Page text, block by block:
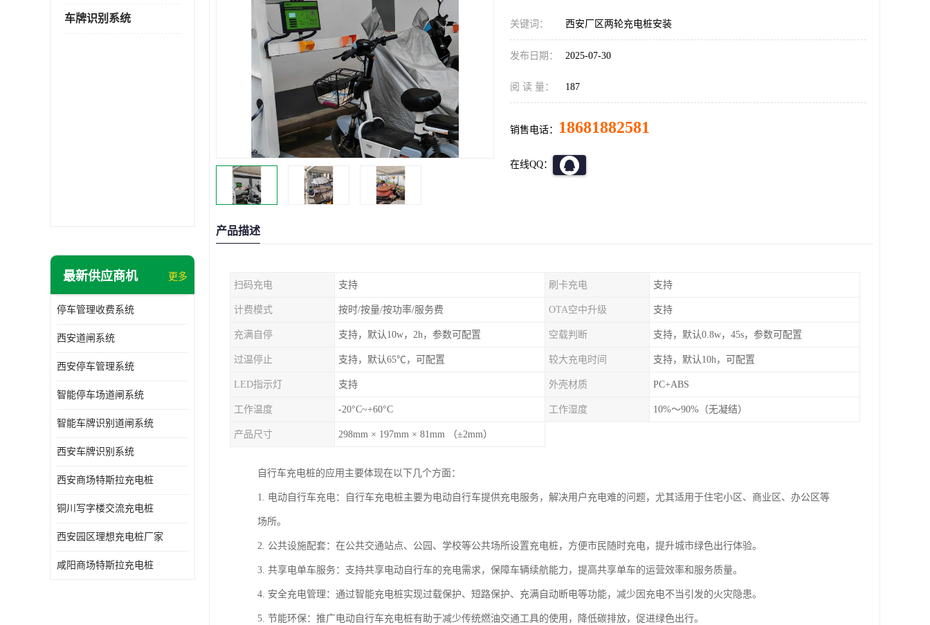
车牌识别系统
最新供应商机 更多
停车管理收费系统
西安道闸系统
西安停车管理系统
智能停车场道闸系统
智能车牌识别道闸系统
西安车牌识别系统
西安商场特斯拉充电桩
铜川写字楼交流充电桩
西安园区理想充电桩厂家
咸阳商场特斯拉充电桩
关键词： 西安厂区两轮充电桩安装
发布日期： 2025-07-30
阅 读 量： 187
销售电话： 18681882581
在线QQ：
产品描述
扫码充电 支持 刷卡充电 支持
计费模式 按时/按量/按功率/服务费 OTA空中升级 支持
充满自停 支持，默认10w，2h，参数可配置 空载判断 支持，默认0.8w，45s，参数可配置
过温停止 支持，默认65℃，可配置 较大充电时间 支持，默认10h，可配置
LED指示灯 支持 外壳材质 PC+ABS
工作温度 -20°C~+60°C 工作湿度 10%～90%（无凝结）
产品尺寸 298mm × 197mm × 81mm （±2mm）
自行车充电桩的应用主要体现在以下几个方面：
1. 电动自行车充电：自行车充电桩主要为电动自行车提供充电服务，解决用户充电难的问题，尤其适用于住宅小区、商业区、办公区等
场所。
2. 公共设施配套：在公共交通站点、公园、学校等公共场所设置充电桩，方便市民随时充电，提升城市绿色出行体验。
3. 共享电单车服务：支持共享电动自行车的充电需求，保障车辆续航能力，提高共享单车的运营效率和服务质量。
4. 安全充电管理：通过智能充电桩实现过载保护、短路保护、充满自动断电等功能，减少因充电不当引发的火灾隐患。
5. 节能环保：推广电动自行车充电桩有助于减少传统燃油交通工具的使用，降低碳排放，促进绿色出行。